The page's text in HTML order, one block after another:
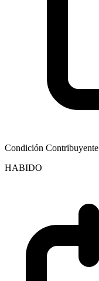
Condición Contribuyente
HABIDO